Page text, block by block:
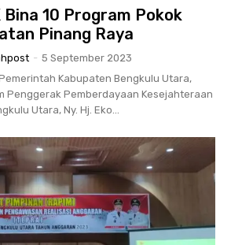
Bina 10 Program Pokok
Pinang Raya
- 5 September 2023
Kabupaten Bengkulu Utara,
Penggerak Pemberdayaan Kesejahteraan
Utara, Ny. Hj. Eko...